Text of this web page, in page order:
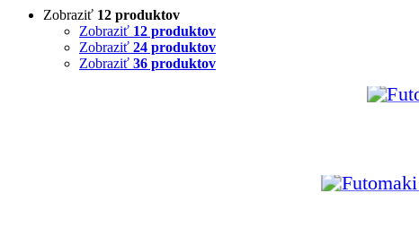
Zobraziť 12 produktov
Zobraziť 12 produktov
Zobraziť 24 produktov
Zobraziť 36 produktov